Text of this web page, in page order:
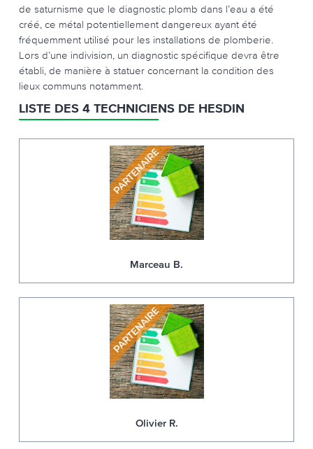
de saturnisme que le diagnostic plomb dans l’eau a été
créé, ce métal potentiellement dangereux ayant été
fréquemment utilisé pour les installations de plomberie.
Lors d’une indivision, un diagnostic spécifique devra être
établi, de manière à statuer concernant la condition des
lieux communs notamment.
LISTE DES 4 TECHNICIENS DE HESDIN
Marceau B.
Olivier R.